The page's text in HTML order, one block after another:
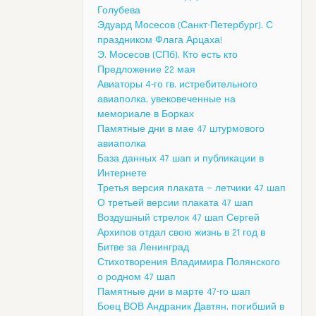
Голубева
Эдуард Мосесов (Санкт-Петербург). С
праздником Флага Арцаха!
Э. Мосесов (СПб). Кто есть кто
Предложение 22 мая
Авиаторы 4-го гв. истребительного
авиаполка, увековеченные на
мемориале в Борках
Памятные дни в мае 47 штурмового
авиаполка
База данных 47 шап и публикации в
Интернете
Третья версия плаката — летчики 47 шап
О третьей версии плаката 47 шап
Воздушный стрелок 47 шап Сергей
Архипов отдал свою жизнь в 21 год в
Битве за Ленинград
Стихотворения Владимира Полянского
о родном 47 шап
Памятные дни в марте 47-го шап
Боец ВОВ Андраник Давтян, погибший в